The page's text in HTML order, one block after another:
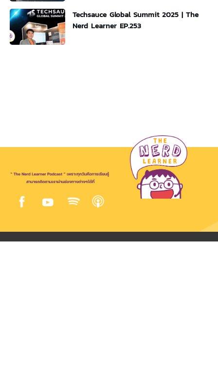
Techsauce Global Summit 2025 | The
Nerd Learner EP.253